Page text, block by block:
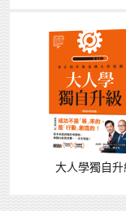
大人學獨自升